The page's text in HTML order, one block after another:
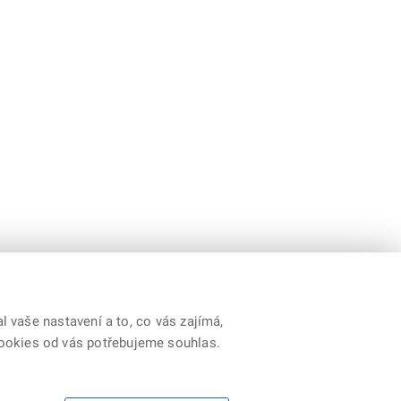
vaše nastavení a to, co vás zajímá,
od vás potřebujeme souhlas.